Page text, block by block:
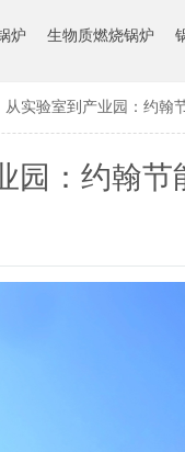
炉 生物质燃烧锅炉
从实验室到产业园：约翰
园：约翰